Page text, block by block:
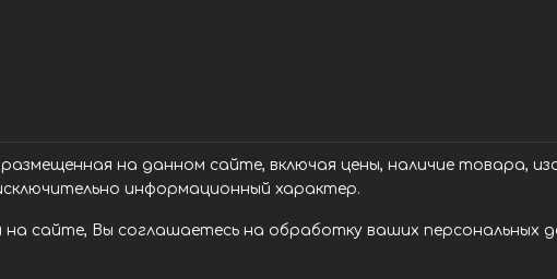
на данном сайте, включая цены, наличие товара,
информационный характер.
сайте, Вы соглашаетесь на обработку ваших персональных